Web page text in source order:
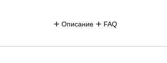
Описание FAQ